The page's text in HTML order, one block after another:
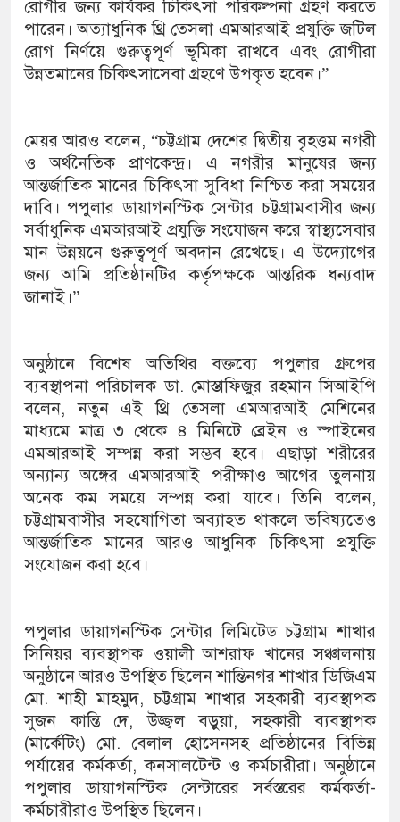
রোগীর জন্য কার্যকর চিকিৎসা পরিকল্পনা গ্রহণ করতে
পারেন। অত্যাধুনিক থ্রি তেসলা এমআরআই প্রযুক্তি জটিল
রোগ নির্ণয়ে গুরুত্বপূর্ণ ভূমিকা রাখবে এবং রোগীরা
উন্নতমানের চিকিৎসাসেবা গ্রহণে উপকৃত হবেন।”
মেয়র আরও বলেন, “চট্টগ্রাম দেশের দ্বিতীয় বৃহত্তম নগরী
ও অর্থনৈতিক প্রাণকেন্দ্র। এ নগরীর মানুষের জন্য
আন্তর্জাতিক মানের চিকিৎসা সুবিধা নিশ্চিত করা সময়ের
দাবি। পপুলার ডায়াগনস্টিক সেন্টার চট্টগ্রামবাসীর জন্য
সর্বাধুনিক এমআরআই প্রযুক্তি সংযোজন করে স্বাস্থ্যসেবার
মান উন্নয়নে গুরুত্বপূর্ণ অবদান রেখেছে। এ উদ্যোগের
জন্য আমি প্রতিষ্ঠানটির কর্তৃপক্ষকে আন্তরিক ধন্যবাদ
জানাই।”
অনুষ্ঠানে বিশেষ অতিথির বক্তব্যে পপুলার গ্রুপের
ব্যবস্থাপনা পরিচালক ডা. মোস্তাফিজুর রহমান সিআইপি
বলেন, নতুন এই থ্রি তেসলা এমআরআই মেশিনের
মাধ্যমে মাত্র ৩ থেকে ৪ মিনিটে ব্রেইন ও স্পাইনের
এমআরআই সম্পন্ন করা সম্ভব হবে। এছাড়া শরীরের
অন্যান্য অঙ্গের এমআরআই পরীক্ষাও আগের তুলনায়
অনেক কম সময়ে সম্পন্ন করা যাবে। তিনি বলেন,
চট্টগ্রামবাসীর সহযোগিতা অব্যাহত থাকলে ভবিষ্যতেও
আন্তর্জাতিক মানের আরও আধুনিক চিকিৎসা প্রযুক্তি
সংযোজন করা হবে।
পপুলার ডায়াগনস্টিক সেন্টার লিমিটেড চট্টগ্রাম শাখার
সিনিয়র ব্যবস্থাপক ওয়ালী আশরাফ খানের সঞ্চালনায়
অনুষ্ঠানে আরও উপস্থিত ছিলেন শান্তিনগর শাখার ডিজিএম
মো. শাহী মাহমুদ, চট্টগ্রাম শাখার সহকারী ব্যবস্থাপক
সুজন কান্তি দে, উজ্জ্বল বড়ুয়া, সহকারী ব্যবস্থাপক
(মার্কেটিং) মো. বেলাল হোসেনসহ প্রতিষ্ঠানের বিভিন্ন
পর্যায়ের কর্মকর্তা, কনসালটেন্ট ও কর্মচারীরা। অনুষ্ঠানে
পপুলার ডায়াগনস্টিক সেন্টারের সর্বস্তরের কর্মকর্তা-
কর্মচারীরাও উপস্থিত ছিলেন।